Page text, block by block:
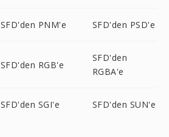
SFD'den PNM'e SFD'den PSD'e
SFD'den RGB'e
SFD'den
RGBA'e
SFD'den SGI'e SFD'den SUN'e